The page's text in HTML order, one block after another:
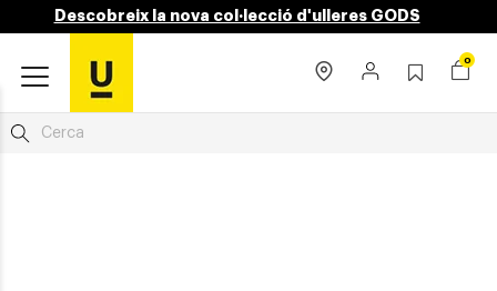
Descobreix la nova col·lecció d'ulleres GODS
0